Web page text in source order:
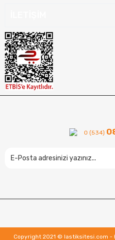
0 (534)
Copyright 2021 © lastiksitesi.com -